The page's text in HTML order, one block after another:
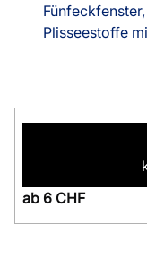
Plisseestoffe
ab 6 CHF